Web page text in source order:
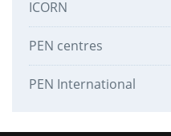
ICORN
PEN centres
PEN International